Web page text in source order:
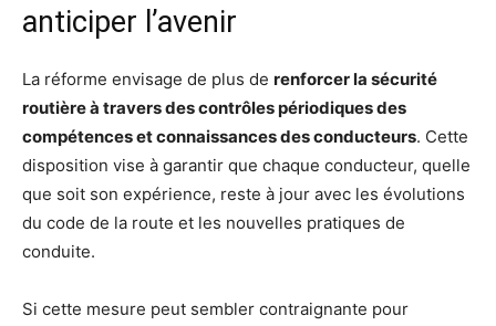
anticiper l’avenir
La réforme envisage de plus de renforcer la sécurité
routière à travers des contrôles périodiques des
compétences et connaissances des conducteurs. Cette
disposition vise à garantir que chaque conducteur, quelle
que soit son expérience, reste à jour avec les évolutions
du code de la route et les nouvelles pratiques de
conduite.
Si cette mesure peut sembler contraignante pour